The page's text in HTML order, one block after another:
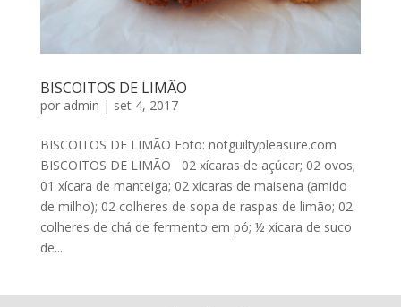
BISCOITOS DE LIMÃO
por admin | set 4, 2017
BISCOITOS DE LIMÃO Foto: notguiltypleasure.com
BISCOITOS DE LIMÃO 02 xícaras de açúcar; 02 ovos;
01 xícara de manteiga; 02 xícaras de maisena (amido
de milho); 02 colheres de sopa de raspas de limão; 02
colheres de chá de fermento em pó; ½ xícara de suco
de...